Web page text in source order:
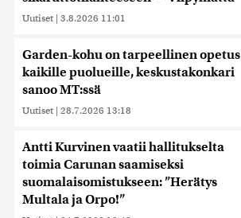
Uutiset | 3.8.2026 11:01
Garden-kohu on tarpeellinen opetus
kaikille puolueille, keskustakonkari
sanoo MT:ssä
Uutiset | 28.7.2026 13:18
Antti Kurvinen vaatii hallitukselta
toimia Carunan saamiseksi
suomalaisomistukseen: ”Herätys
Multala ja Orpo!”